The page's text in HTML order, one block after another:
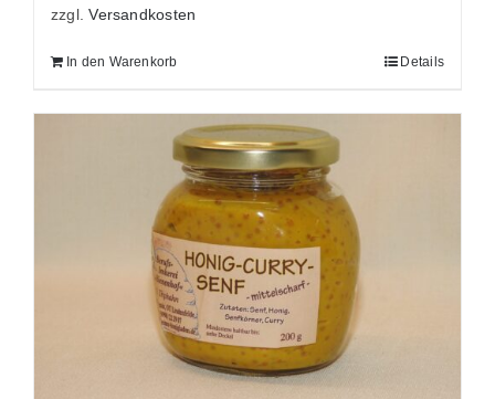
zzgl.Versandkosten
In den Warenkorb Details